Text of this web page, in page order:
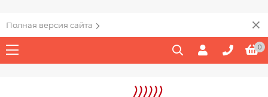
Полная версия сайта
0